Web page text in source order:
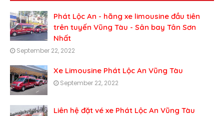
Phát Lộc An - hãng xe limousine đầu tiên
trên tuyến Vũng Tàu - Sân bay Tân Sơn
Nhất
September 22, 2022
Xe Limousine Phát Lộc An Vũng Tàu
September 22, 2022
Liên hệ đặt vé xe Phát Lộc An Vũng Tàu